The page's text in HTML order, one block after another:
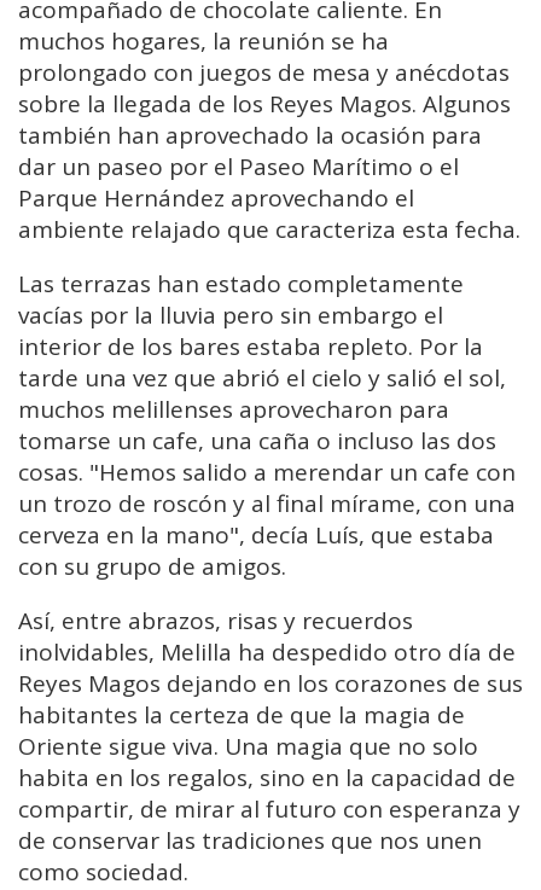
acompañado de chocolate caliente. En
muchos hogares, la reunión se ha
prolongado con juegos de mesa y anécdotas
sobre la llegada de los Reyes Magos. Algunos
también han aprovechado la ocasión para
dar un paseo por el Paseo Marítimo o el
Parque Hernández aprovechando el
ambiente relajado que caracteriza esta fecha.
Las terrazas han estado completamente
vacías por la lluvia pero sin embargo el
interior de los bares estaba repleto. Por la
tarde una vez que abrió el cielo y salió el sol,
muchos melillenses aprovecharon para
tomarse un cafe, una caña o incluso las dos
cosas. "Hemos salido a merendar un cafe con
un trozo de roscón y al final mírame, con una
cerveza en la mano", decía Luís, que estaba
con su grupo de amigos.
Así, entre abrazos, risas y recuerdos
inolvidables, Melilla ha despedido otro día de
Reyes Magos dejando en los corazones de sus
habitantes la certeza de que la magia de
Oriente sigue viva. Una magia que no solo
habita en los regalos, sino en la capacidad de
compartir, de mirar al futuro con esperanza y
de conservar las tradiciones que nos unen
como sociedad.